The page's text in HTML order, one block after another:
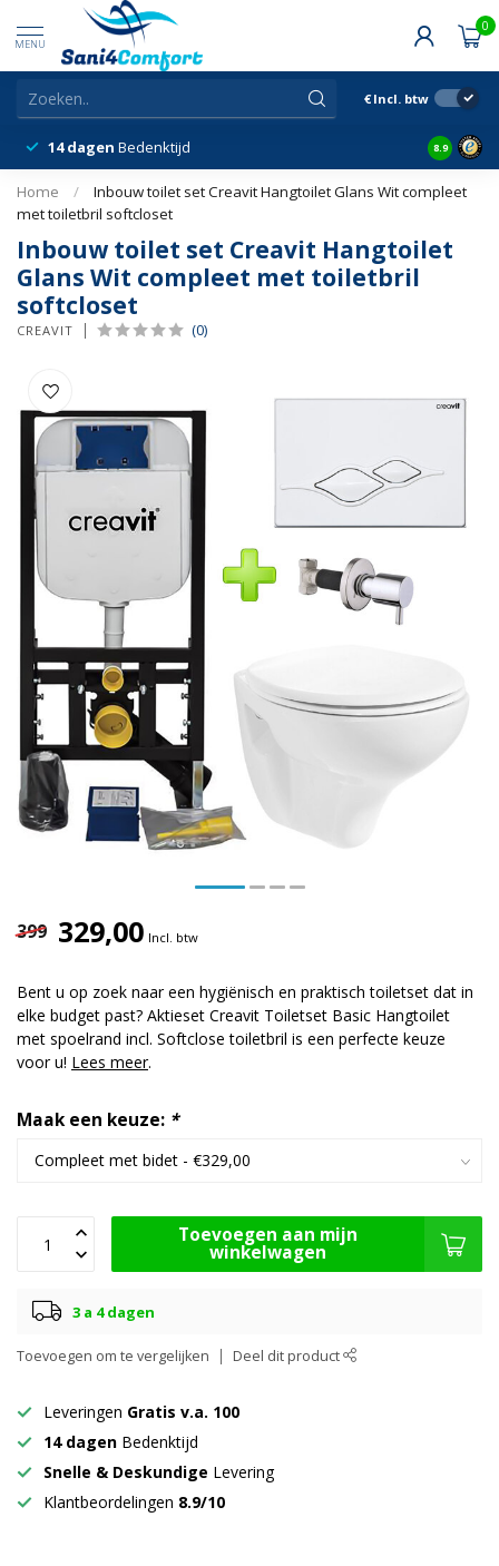
MENU
0
€ Incl. btw
14 dagen Bedenktijd Snelle
8.9
Home /
Inbouw toilet set Creavit Hangtoilet Glans Wit compleet
met toiletbril softcloset
Inbouw toilet set Creavit Hangtoilet
Glans Wit compleet met toiletbril
softcloset
CREAVIT (0)
399 329,00 Incl. btw
Bent u op zoek naar een hygiënisch en praktisch toiletset dat in
elke budget past? Aktieset Creavit Toiletset Basic Hangtoilet
met spoelrand incl. Softclose toiletbril is een perfecte keuze
voor u! Lees meer.
Maak een keuze: *
Toevoegen aan mijn
winkelwagen
3 a 4 dagen
Toevoegen om te vergelijken Deel dit product
Leveringen Gratis v.a. 100
14 dagen Bedenktijd
Snelle & Deskundige Levering
Klantbeordelingen 8.9/10